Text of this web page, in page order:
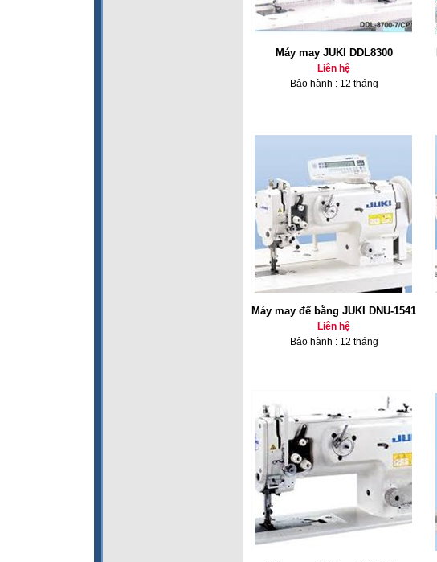
Máy may JUKI DDL8300
Liên hệ
Bảo hành : 12 tháng
Máy may đế bằng JUKI DNU-1541
Liên hệ
Bảo hành : 12 tháng